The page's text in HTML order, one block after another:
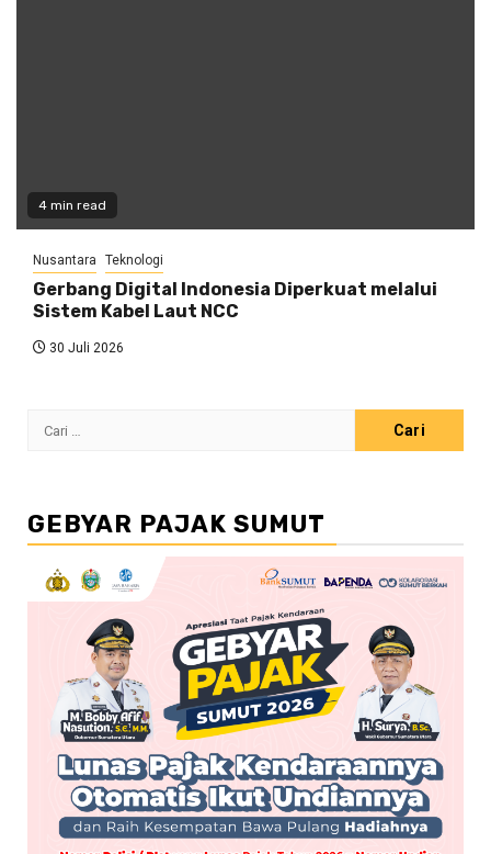
4 min read
Nusantara Teknologi
Gerbang Digital Indonesia Diperkuat melalui
Sistem Kabel Laut NCC
30 Juli 2026
Cari
GEBYAR PAJAK SUMUT